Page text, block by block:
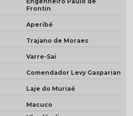
Frontin
Aperibé
Trajano de Moraes
Varre-Sai
Comendador Levy Gasparian
Laje do Muriaé
Macuco